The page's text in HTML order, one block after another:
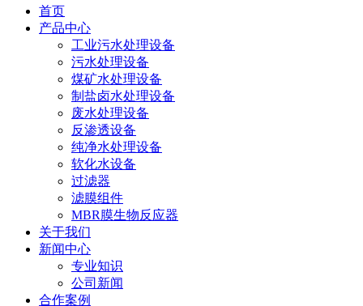
首页
产品中心
工业污水处理设备
污水处理设备
煤矿水处理设备
制盐卤水处理设备
废水处理设备
反渗透设备
纯净水处理设备
软化水设备
过滤器
滤膜组件
MBR膜生物反应器
关于我们
新闻中心
专业知识
公司新闻
合作案例